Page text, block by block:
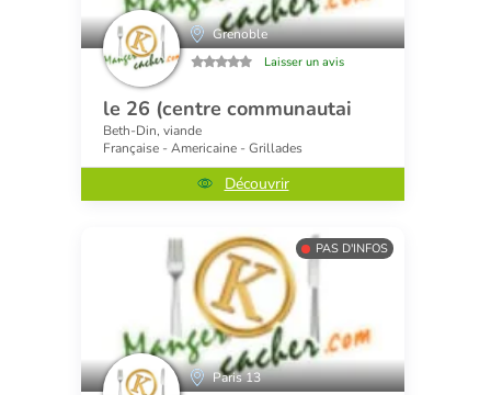
Grenoble
Laisser un avis
le 26 (centre communautai
Beth-Din, viande
Française - Americaine - Grillades
Découvrir
PAS D'INFOS
Paris 13